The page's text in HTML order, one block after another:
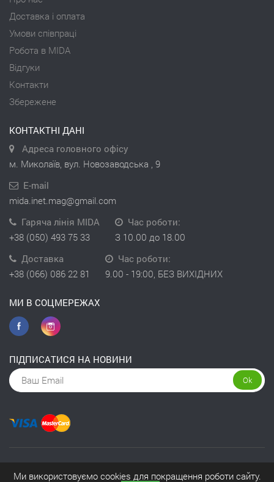
Доставка і оплата
Умови співпраці
Робота в MIDA
Відгуки
Контакти
Збережене
КОНТАКТНІ ДАНІ
Адреса головного офісу
м. Миколаїв, вул. Новозаводська , 9
E-mail
mida.inet.mag@gmail.com
Гаряча лінія MIDA
+38 (050) 493 75 33
Час роботи:
З 10.00 до 18.00
Доставка
+38 (066) 086 22 81
Час роботи:
9.00 - 19:00, БЕЗ ВИХІДНИХ
МИ В СОЦМЕРЕЖАХ
ПІДПИСАТИСЯ НА НОВИНИ
Ok
Ми використовуємо cookies для покращення роботи сайту.